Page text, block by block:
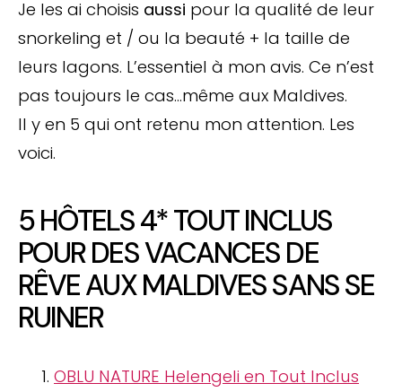
Je les ai choisis aussi pour la qualité de leur
snorkeling et / ou la beauté + la taille de
leurs lagons. L’essentiel à mon avis. Ce n’est
pas toujours le cas…même aux Maldives.
Il y en 5 qui ont retenu mon attention. Les
voici.
5 HÔTELS 4* TOUT INCLUS
POUR DES VACANCES DE
RÊVE AUX MALDIVES SANS SE
RUINER
OBLU NATURE Helengeli en Tout Inclus